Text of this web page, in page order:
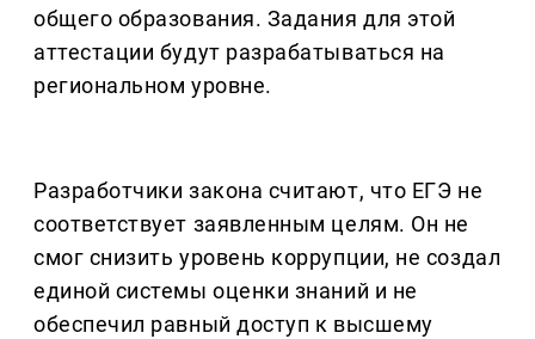
общего образования. Задания для этой
аттестации будут разрабатываться на
региональном уровне.
Разработчики закона считают, что ЕГЭ не
соответствует заявленным целям. Он не
смог снизить уровень коррупции, не создал
единой системы оценки знаний и не
обеспечил равный доступ к высшему